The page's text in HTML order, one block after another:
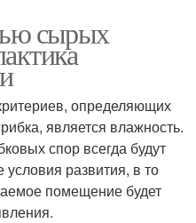
сырых
определяющих
является влажность.
спор всегда будут
развития, в то
помещение будет